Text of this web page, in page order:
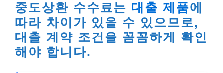
중도상환 수수료는 대출 제품에
따라 차이가 있을 수 있으므로,
대출 계약 조건을 꼼꼼하게 확인
해야 합니다.